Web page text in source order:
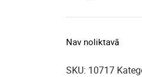
Nav noliktavā
SKU: 10717